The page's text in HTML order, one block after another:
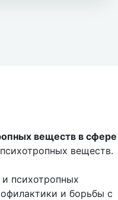
веществ в сфере
веществ.
психотропных
и борьбы с